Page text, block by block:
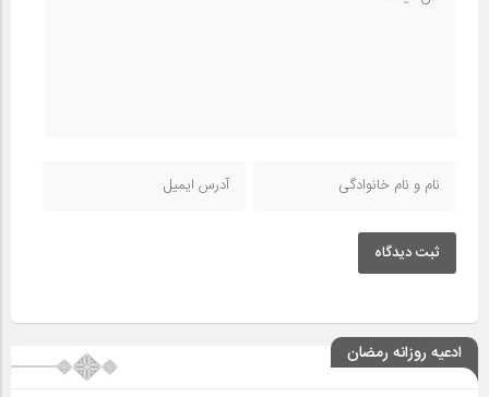
ثبت دیدگاه
ادعیه روزانه رمضان